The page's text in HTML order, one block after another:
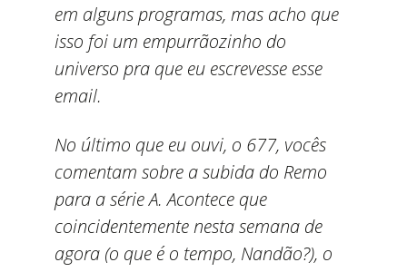
em alguns programas, mas acho que
isso foi um empurrãozinho do
universo pra que eu escrevesse esse
email.
No último que eu ouvi, o 677, vocês
comentam sobre a subida do Remo
para a série A. Acontece que
coincidentemente nesta semana de
agora (o que é o tempo, Nandão?), o